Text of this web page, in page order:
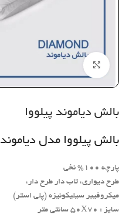
بالش دیاموند پیلووا
بالش پیلووا مدل دیاموند
پارچه 100% نخی
طرح دیواری، تاب دار طرح دار،
میکروفیبر سیلیکونیزه (پلی استر)
سایز : 50X70 سانتی متر